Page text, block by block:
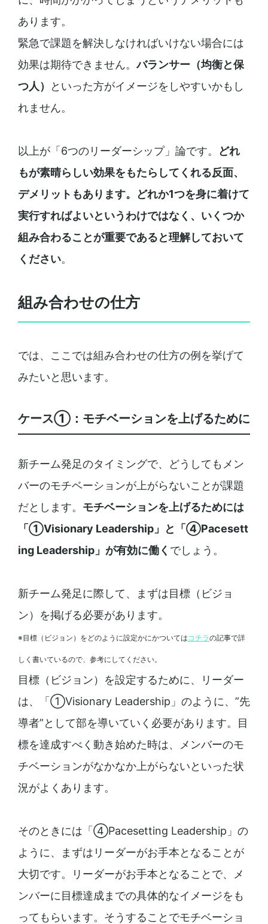
あります。
緊急で課題を解決しなければいけない場合には
効果は期待できません。バランサー（均衡と保
つ人）
といった方がイメージをしやすいかもし
れません。
以上が「6つのリーダーシップ」論です。
どれ
もが素晴らしい効果をもたらしてくれる反面、
デメリットもあります。どれか1つを身に着けて
実行すればよいというわけではなく、いくつか
組み合わることが重要であると理解しておいて
ください。
組み合わせの仕方
では、ここでは組み合わせの仕方の例を挙げて
みたいと思います。
ケース①：モチベーションを上げるために
新チーム発足のタイミングで、どうしてもメン
バーのモチベーションが上がらないことが課題
だとします。 モチベーションを上げるためには
「①Visionary Leadership」と「④Pacesett
ing Leadership」が有効に働く でしょう。
新チーム発足に際して、まずは目標（ビジョ
ン）を掲げる必要があります。
※目標（ビジョン）をどのように設定かにかついては コチラの記事で詳
しく書いているので、参考にしてください。
目標（ビジョン）を設定するために、リーダー
は、「①Visionary Leadership」のように、”先
導者”として部を導いていく必要があります。目
標を達成すべく動き始めた時は、メンバーのモ
チベーションがなかなか上がらないといった状
況がよくあります。
そのときには「④Pacesetting Leadership」の
ように、まずはリーダーがお手本となることが
大切です。リーダーがお手本となることで、メ
ンバーに目標達成までの具体的なイメージをも
ってもらいます。そうすることでモチベーショ